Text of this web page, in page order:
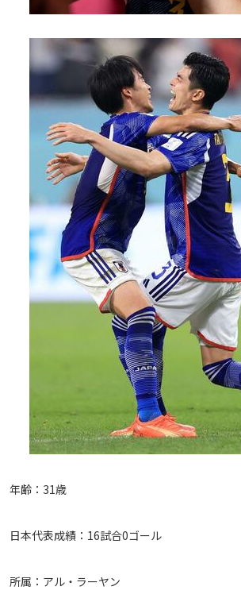
年齢：31歳
日本代表成績：16試合0ゴール
所属：アル・ラーヤン